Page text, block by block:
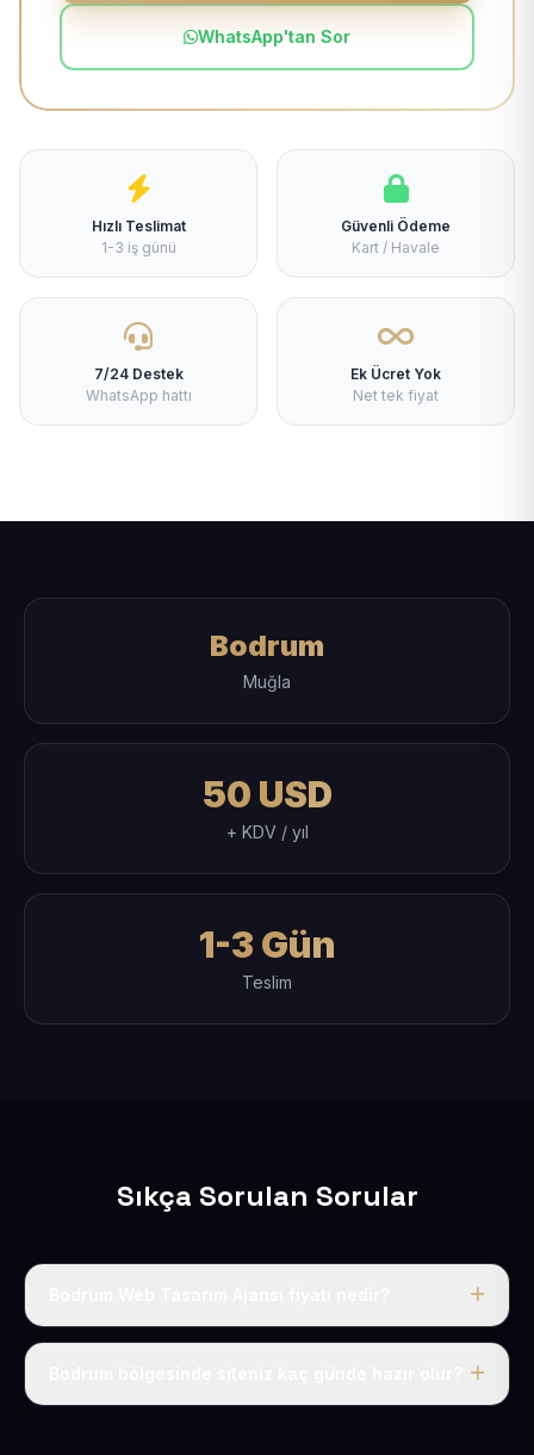
WhatsApp'tan Sor
Hızlı Teslimat
1-3 iş günü
Güvenli Ödeme
Kart / Havale
7/24 Destek
WhatsApp hattı
Ek Ücret Yok
Net tek fiyat
Bodrum
Muğla
50 USD
+ KDV / yıl
1-3 Gün
Teslim
Sıkça Sorulan Sorular
Tek fiyat uygulanır: yıllık 50 USD + KDV. Bu bedele alan